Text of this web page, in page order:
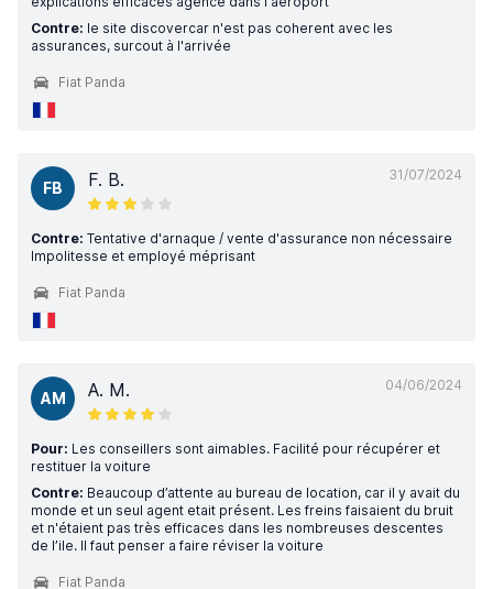
Contre: le site discovercar n'est pas coherent avec les
assurances, surcout à l'arrivée
Fiat Panda
31/07/2024
FB F. B.
Contre: Tentative d'arnaque / vente d'assurance non nécessaire
Impolitesse et employé méprisant
Fiat Panda
04/06/2024
AM A. M.
Pour: Les conseillers sont aimables. Facilité pour récupérer et
restituer la voiture
Contre: Beaucoup d’attente au bureau de location, car il y avait du
monde et un seul agent etait présent. Les freins faisaient du bruit
et n'étaient pas très efficaces dans les nombreuses descentes
de l’ile. Il faut penser a faire réviser la voiture
Fiat Panda